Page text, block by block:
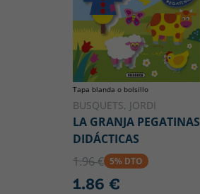
Tapa blanda o bolsillo
BUSQUETS, JORDI
LA GRANJA PEGATINAS
DIDÁCTICAS
1.96 € 5% DTO
1.86 €